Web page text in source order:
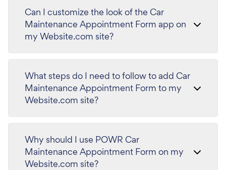
Can I customize the look of the Car
Maintenance Appointment Form app on
my Website.com site?
What steps do I need to follow to add Car
Maintenance Appointment Form to my
Website.com site?
Why should I use POWR Car
Maintenance Appointment Form on my
Website.com site?